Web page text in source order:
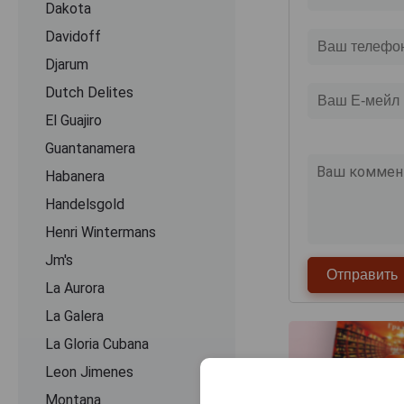
Dakota
Davidoff
Djarum
Dutch Delites
El Guajiro
Guantanamera
Habanera
Handelsgold
Henri Wintermans
Jm's
La Aurora
La Galera
La Gloria Cubana
Leon Jimenes
Montana